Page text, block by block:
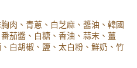
肉、青蔥、白芝麻、醬油、韓國
茄醬、白糖、香油、蒜末、薑
白胡椒、鹽、太白粉、鮮奶、竹